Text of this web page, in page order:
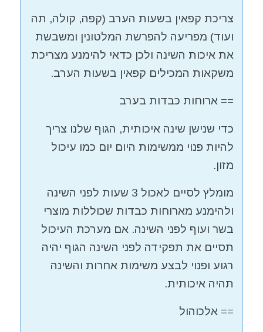
צריכת קפאין בשעות הערב (קפה, קולה, תה
ועוד) מפריעה להפרשת המלטונין ומשבשת
את איכות השינה ולכן כדאי להימנע מצריכת
משקאות המכילים קפאין בשעות הערב.
== ארוחות כבדות בערב
כדי שנישן שינה איכותית, הגוף שלנו צריך
להיות פנוי ממשימות היום יום כמו עיכול
מזון.
מומלץ לסיים לאכול 3 שעות לפני השינה
ולהימנע מארוחות כבדות שכוללות מוצרי
בשר ועוף לפני השינה. אם מערכת העיכול
תסיים את תפקידה לפני השינה הגוף יהיה
רגוע ופנוי לבצע משימות אחרות והשינה
תהיה איכותית.
== אלכוהול